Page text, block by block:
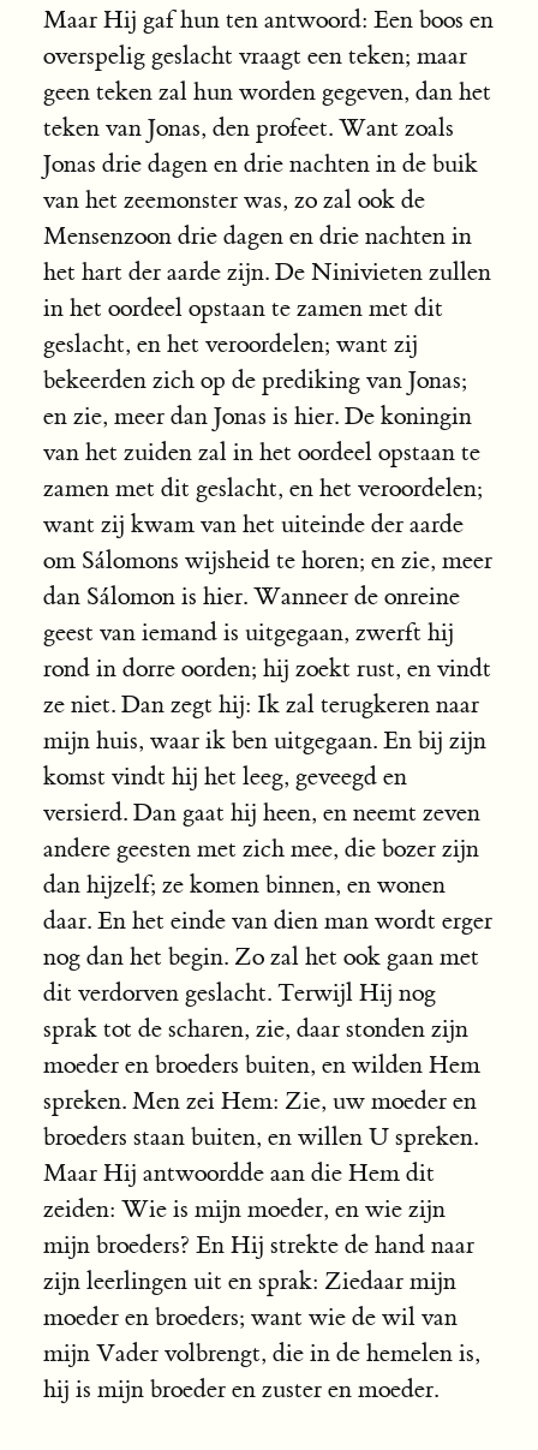
Maar Hij gaf hun ten antwoord: Een boos en
overspelig geslacht vraagt een teken; maar
geen teken zal hun worden gegeven, dan het
teken van Jonas, den profeet. Want zoals
Jonas drie dagen en drie nachten in de buik
van het zeemonster was, zo zal ook de
Mensenzoon drie dagen en drie nachten in
het hart der aarde zijn. De Ninivieten zullen
in het oordeel opstaan te zamen met dit
geslacht, en het veroordelen; want zij
bekeerden zich op de prediking van Jonas;
en zie, meer dan Jonas is hier. De koningin
van het zuiden zal in het oordeel opstaan te
zamen met dit geslacht, en het veroordelen;
want zij kwam van het uiteinde der aarde
om Sálomons wijsheid te horen; en zie, meer
dan Sálomon is hier. Wanneer de onreine
geest van iemand is uitgegaan, zwerft hij
rond in dorre oorden; hij zoekt rust, en vindt
ze niet. Dan zegt hij: Ik zal terugkeren naar
mijn huis, waar ik ben uitgegaan. En bij zijn
komst vindt hij het leeg, geveegd en
versierd. Dan gaat hij heen, en neemt zeven
andere geesten met zich mee, die bozer zijn
dan hijzelf; ze komen binnen, en wonen
daar. En het einde van dien man wordt erger
nog dan het begin. Zo zal het ook gaan met
dit verdorven geslacht. Terwijl Hij nog
sprak tot de scharen, zie, daar stonden zijn
moeder en broeders buiten, en wilden Hem
spreken. Men zei Hem: Zie, uw moeder en
broeders staan buiten, en willen U spreken.
Maar Hij antwoordde aan die Hem dit
zeiden: Wie is mijn moeder, en wie zijn
mijn broeders? En Hij strekte de hand naar
zijn leerlingen uit en sprak: Ziedaar mijn
moeder en broeders; want wie de wil van
mijn Vader volbrengt, die in de hemelen is,
hij is mijn broeder en zuster en moeder.